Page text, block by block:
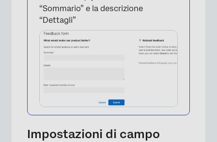
×
“Sommario” e la descrizione
“Dettagli”
Impostazioni di campo